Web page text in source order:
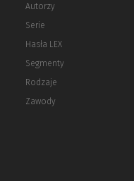
Autorzy
Serie
Hasła LEX
Segmenty
Rodzaje
Zawody